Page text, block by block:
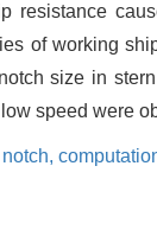
resistance
of working
size in
speed were
notch,